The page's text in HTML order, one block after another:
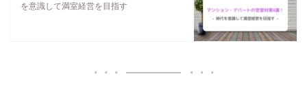
を意識して満室経営を目指す